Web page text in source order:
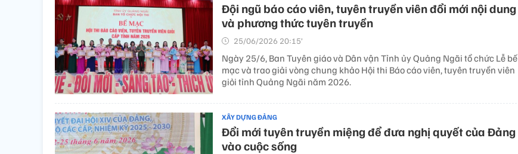
Đội ngũ báo cáo viên, tuyên truyền viên đổi mới nội dung
và phương thức tuyên truyền
25/06/2026 20:15’
Ngày 25/6, Ban Tuyên giáo và Dân vận Tỉnh ủy Quảng Ngãi tổ chức Lễ bế
mạc và trao giải vòng chung khảo Hội thi Báo cáo viên, tuyên truyền viên
giỏi tỉnh Quảng Ngãi năm 2026.
XÂY DỰNG ĐẢNG
Đổi mới tuyên truyền miệng để đưa nghị quyết của Đảng
vào cuộc sống